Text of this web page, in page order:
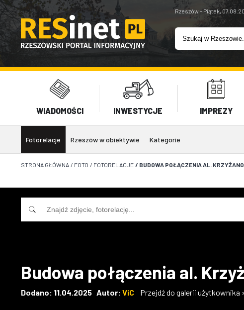
Rzeszów - Piątek,
WIADOMOŚCI INWESTYCJE IMPREZY
Fotorelacje Rzeszów w obiektywie Kategorie
STRONA GŁÓWNA / FOTO / FOTORELACJE / BUDOWA POŁĄCZENIA AL.
Budowa połączenia al.
Dodano: 11.04.2025 Autor: ViC Przejdź do galerii użytkownika